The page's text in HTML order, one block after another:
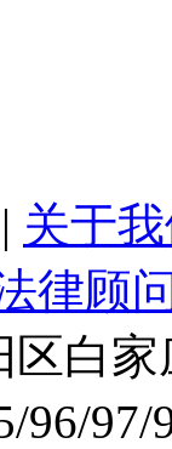
| 关于
律顾
白
96/